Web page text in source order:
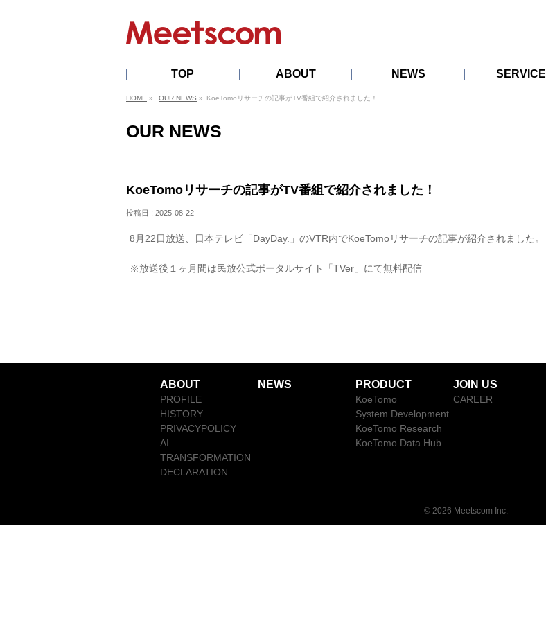
TOP ABOUT
PROFILE
HISTORY
OFFICERS
PRIVACYPOLICY
TRANSFORMATION
NEWS SERVICE
HOME » OUR NEWS » KoeTomoリサーチの記事がTV番組で紹介されました！
OUR NEWS
KoeTomoリサーチの記事がTV番組で紹介されました！
投稿日 : 2025-08-22
8月22日放送、日本テレビ「DayDay.」のVTR内でKoeTomoリサーチの記事が紹介されました。
※放送後１ヶ月間は民放公式ポータルサイト「TVer」にて無料配信
ABOUT
PROFILE
HISTORY
PRIVACYPOLICY
AI
TRANSFORMATION
DECLARATION
NEWS PRODUCT
KoeTomo
System Development
KoeTomo Research
KoeTomo Data Hub
JOIN US
CAREER
© 2026 Meetscom Inc.